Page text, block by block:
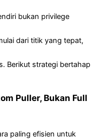
bukan privilege
dari titik yang tepat,
Berikut strategi bertahap
Puller, Bukan Full
paling efisien untuk